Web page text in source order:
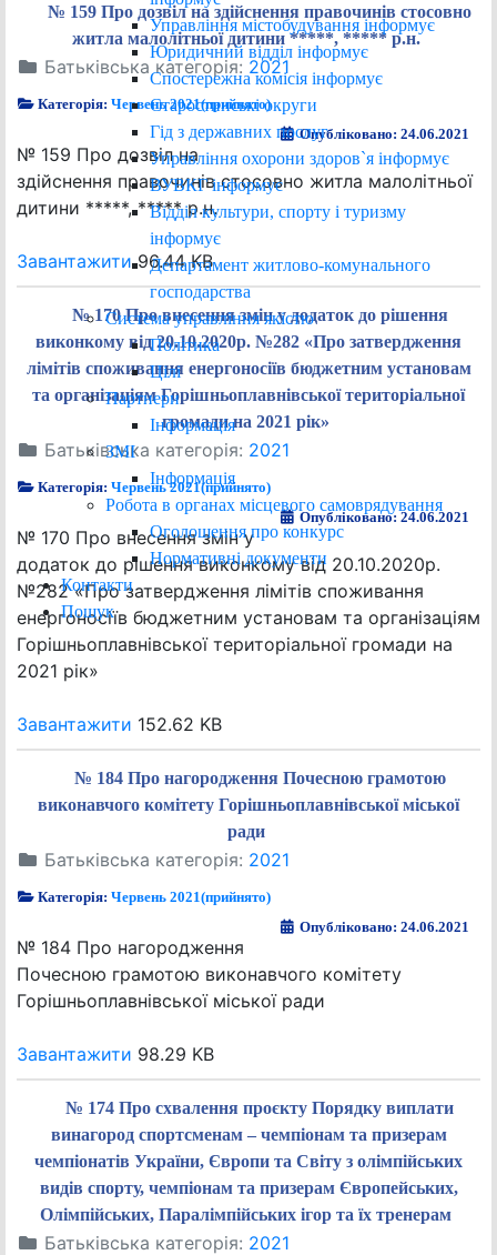
Управління містобудування інформує
Юридичний відділ інформує
Спостережна комісія інформує
Старостинські округи
Гід з державних послуг
Управління охорони здоров`я інформує
ВУВКГ інформує
Відділ культури, спорту і туризму
інформує
Департамент житлово-комунального
господарства
Система управління якістю
Політика
Цілі
Партнери
Інформація
ЗМІ
Інформація
Робота в органах місцевого самоврядування
Оголошення про конкурс
Нормативні документи
Контакти
Пошук
№ 159 Про дозвіл на здійснення правочинів стосовно
житла малолітньої дитини *****, ***** р.н.
Батьківська категорія: 2021
Категорія:Червень 2021(прийнято)
Опубліковано: 24.06.2021
№ 159 Про дозвіл на
здійснення правочинів стосовно житла малолітньої
дитини *****, ***** р.н.
Завантажити96.44 KB
№ 170 Про внесення змін у додаток до рішення
виконкому від 20.10.2020р. №282 «Про затвердження
лімітів споживання енергоносіїв бюджетним установам
та організаціям Горішньоплавнівської територіальної
громади на 2021 рік»
Батьківська категорія: 2021
Категорія:Червень 2021(прийнято)
Опубліковано: 24.06.2021
№ 170 Про внесення змін у
додаток до рішення виконкому від 20.10.2020р.
№282 «Про затвердження лімітів споживання
енергоносіїв бюджетним установам та організаціям
Горішньоплавнівської територіальної громади на
2021 рік»
Завантажити 152.62 KB
№ 184 Про нагородження Почесною грамотою
виконавчого комітету Горішньоплавнівської міської
ради
Батьківська категорія: 2021
Категорія:Червень 2021(прийнято)
Опубліковано: 24.06.2021
№ 184 Про нагородження
Почесною грамотою виконавчого комітету
Горішньоплавнівської міської ради
Завантажити 98.29 KB
№ 174 Про схвалення проєкту Порядку виплати
винагород спортсменам – чемпіонам та призерам
чемпіонатів України, Європи та Світу з олімпійських
видів спорту, чемпіонам та призерам Європейських,
Олімпійських, Паралімпійських ігор та їх тренерам
Батьківська категорія: 2021